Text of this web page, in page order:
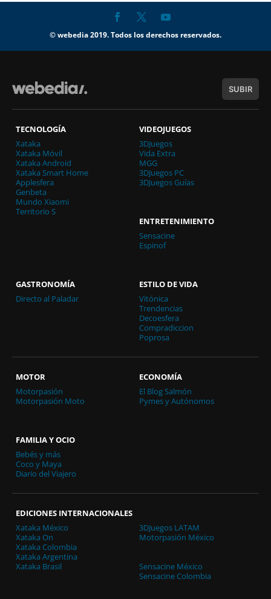
© webedia 2019. Todos los derechos reservados.
SUBIR
TECNOLOGÍA
Xataka
Xataka Móvil
Xataka Android
Xataka Smart Home
Applesfera
Genbeta
Mundo Xiaomi
Territorio S
VIDEOJUEGOS
3DJuegos
Vida Extra
MGG
3DJuegos PC
3DJuegos Guías
ENTRETENIMIENTO
Sensacine
Espinof
GASTRONOMÍA
Directo al Paladar
ESTILO DE VIDA
Vitónica
Trendencias
Decoesfera
Compradiccion
Poprosa
MOTOR
Motorpasión
Motorpasión Moto
ECONOMÍA
El Blog Salmón
Pymes y Autónomos
FAMILIA Y OCIO
Bebés y más
Coco y Maya
Diario del Viajero
EDICIONES INTERNACIONALES
Xataka México
Xataka On
Xataka Colombia
Xataka Argentina
Xataka Brasil
3DJuegos LATAM
Motorpasión México
Sensacine México
Sensacine Colombia